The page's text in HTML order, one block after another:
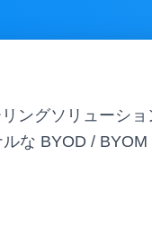
ングソリューシ
な BYOD /